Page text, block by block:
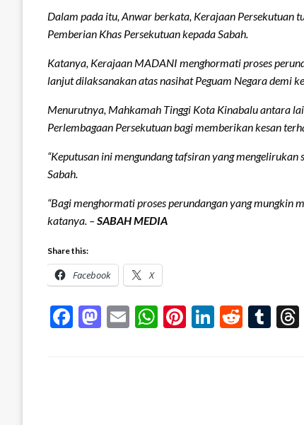
Dalam pada itu, Anwar berkata, Kerajaan Persekutuan
Pemberian Khas Persekutuan kepada Sabah.
Katanya, Kerajaan MADANI menghormati proses
lanjut dilaksanakan atas nasihat Peguam Negara demi
Menurutnya, Mahkamah Tinggi Kota Kinabalu antara
Perlembagaan Persekutuan bagi memberikan kesan
“Keputusan ini mengundang tafsiran yang
Sabah.
“Bagi menghormati proses perundangan yang
katanya. –SABAH MEDIA
Share this:
Facebook X
Facebook
Mastodon
EmailWhatsApp
Pinterest
LinkedIn
Reddit